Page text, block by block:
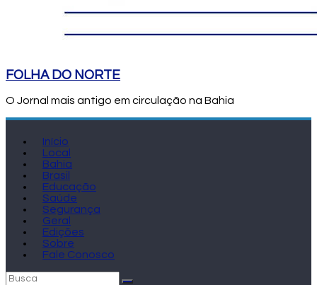
FOLHA DO NORTE
O Jornal mais antigo em circulação na Bahia
Início
Local
Bahia
Brasil
Educação
Saúde
Segurança
Geral
Edições
Sobre
Fale Conosco